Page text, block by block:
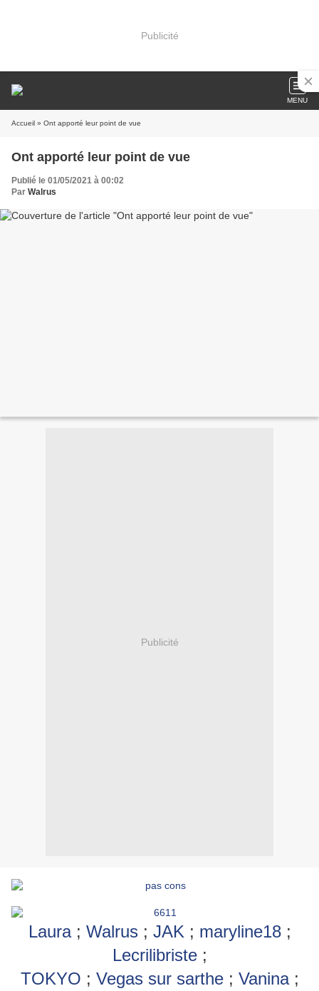
Publicité
MENU
Accueil » Ont apporté leur point de vue
Ont apporté leur point de vue
Publié le 01/05/2021 à 00:02
Par Walrus
Publicité
Laura; Walrus; JAK ; maryline18;
Lecrilibriste;
TOKYO ; Vegas sur sarthe; Vanina;